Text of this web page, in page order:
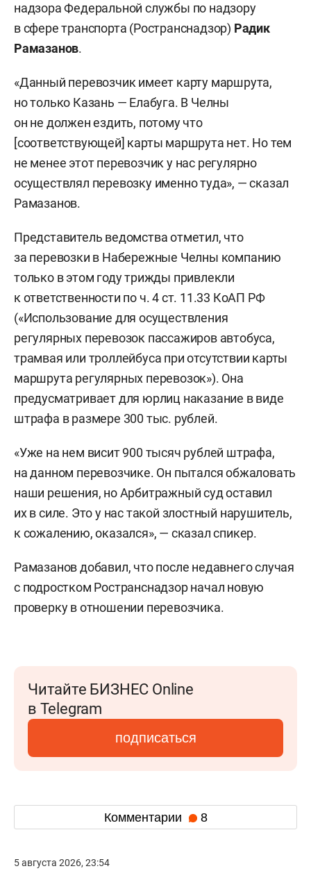
надзора Федеральной службы по надзору
в сфере транспорта (Ространснадзор) Радик
Рамазанов.
«Данный перевозчик имеет карту маршрута,
но только Казань — Елабуга. В Челны
он не должен ездить, потому что
[соответствующей] карты маршрута нет. Но тем
не менее этот перевозчик у нас регулярно
осуществлял перевозку именно туда», — сказал
Рамазанов.
Представитель ведомства отметил, что
за перевозки в Набережные Челны компанию
только в этом году трижды привлекли
к ответственности по ч. 4 ст. 11.33 КоАП РФ
(«Использование для осуществления
регулярных перевозок пассажиров автобуса,
трамвая или троллейбуса при отсутствии карты
маршрута регулярных перевозок»). Она
предусматривает для юрлиц наказание в виде
штрафа в размере 300 тыс. рублей.
«Уже на нем висит 900 тысяч рублей штрафа,
на данном перевозчике. Он пытался обжаловать
наши решения, но Арбитражный суд оставил
их в силе. Это у нас такой злостный нарушитель,
к сожалению, оказался», — сказал спикер.
Рамазанов добавил, что после недавнего случая
с подростком Ространснадзор начал новую
проверку в отношении перевозчика.
Читайте БИЗНЕС Online
в Telegram
подписаться
Комментарии 8
5 августа 2026, 23:54